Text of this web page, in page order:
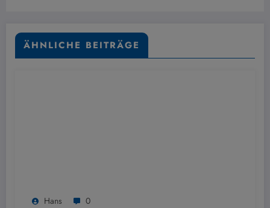
ÄHNLICHE BEITRÄGE
Hans 0